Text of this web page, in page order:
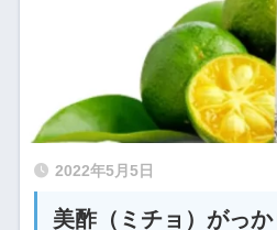
2022年5月5日
美酢（ミチョ）がっ